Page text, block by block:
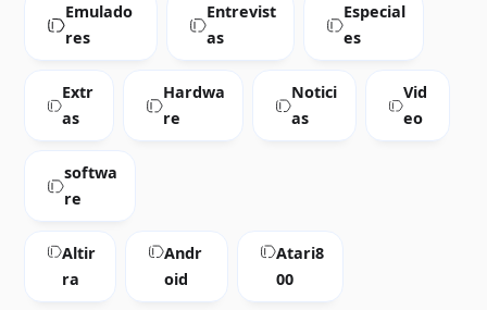
Emulado
res
Entrevist
as
Especial
es
Extr
as
Hardwa
re
Notici
as
Vid
eo
softwa
re
Altir
ra
Andr
oid
Atari8
00